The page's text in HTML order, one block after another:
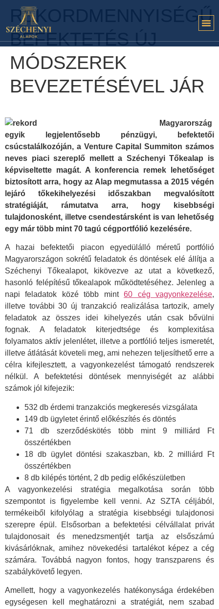
REKORDMENNYISÉGŰ
BEFEKTETÉS ÚJ
MÓDSZEREK
BEVEZETÉSÉVEL JÁR
Magyarország
egyik legjelentősebb pénzügyi, befektetői
csúcstalálkozóján, a Venture Capital Summiton számos
neves piaci szereplő mellett a Széchenyi Tőkealap is
képviseltette magát. A konferencia remek lehetőséget
biztosított arra, hogy az Alap megmutassa a 2015 végén
lejáró tőkekihelyezési időszakban megvalósított
stratégiáját, rámutatva arra, hogy kisebbségi
tulajdonosként, illetve csendestársként is van lehetőség
egy már több mint 70 tagú cégportfólió kezelésére.
A hazai befektetői piacon egyedülálló méretű portfólió
Magyarországon sokrétű feladatok és döntések elé állítja a
Széchenyi Tőkealapot, kikövezve az utat a következő,
hasonló felépítésű tőkealapok működtetéséhez. Jelenleg a
napi feladatok közé több mint60 cég vagyonkezelése,
illetve további 30 új tranzakció realizálása tartozik, amely
feladatok az összes idei kihelyezés után csak bővülni
fognak. A feladatok kiterjedtsége és komplexitása
folyamatos aktív jelenlétet, illetve a portfólió teljes ismeretét,
illetve átlátását követeli meg, ami nehezen teljesíthető erre a
célra kifejlesztett, a vagyonkezelést támogató rendszerek
nélkül. A befektetési döntések mennyiségét az alábbi
számok jól kifejezik:
532 db érdemi tranzakciós megkeresés vizsgálata
149 db ügyletet érintő előkészítés és döntés
71 db szerződéskötés több mint 9 milliárd Ft
összértékben
18 db ügylet döntési szakaszban, kb. 2 milliárd Ft
összértékben
8 db kilépés történt, 2 db pedig előkészületben
A vagyonkezelési stratégia megalkotása során több
szempontot is figyelembe kell venni. Az SZTA céljából,
termékeiből kifolyólag a stratégia kisebbségi tulajdonosi
szerepre épül. Elsősorban a befektetési célvállalat privát
tulajdonosait és menedzsmentjét tartja az elsőszámú
kivásárlóknak, amihez növekedési tartalékot képez a cég
számára. Továbbá nagyon fontos, hogy transzparens és
szabálykövető legyen.
Amellett, hogy a vagyonkezelés hatékonysága érdekében
egységesen kell meghatározni a stratégiát, nem szabad